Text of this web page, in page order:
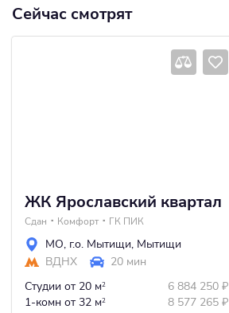
Сейчас смотрят
ЖК Ярославский квартал
Сдан Комфорт ГК ПИК
МО, г.о. Мытищи, Мытищи
ВДНХ
20 мин
Студии от 20 м2 6 884 250 ₽
1-комн от 32 м2 8 577 265 ₽